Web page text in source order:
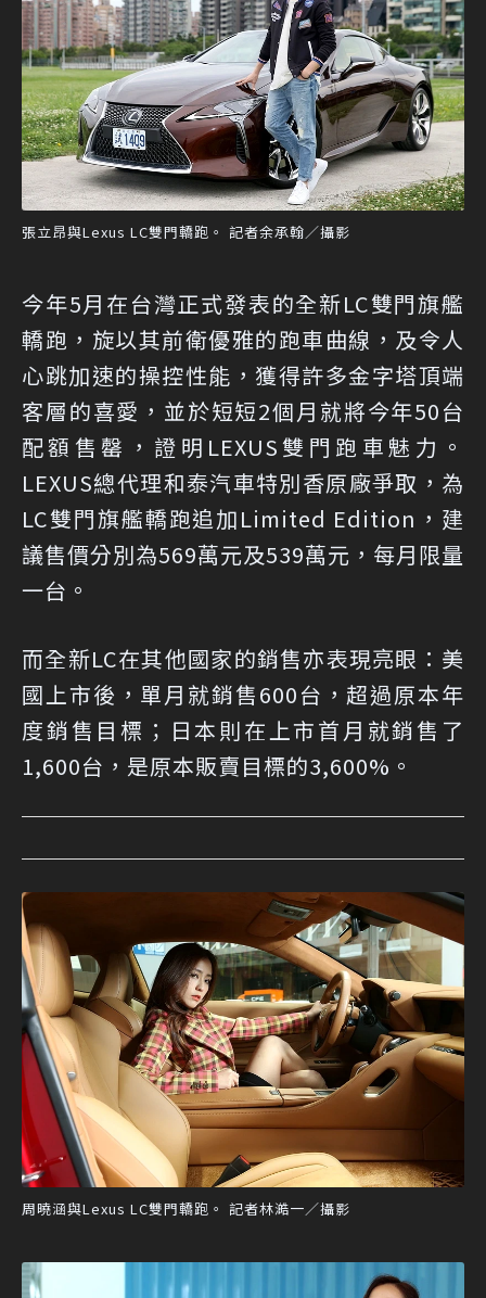
張立昂與Lexus LC雙門轎跑。 記者余承翰／攝影
今年5月在台灣正式發表的全新LC雙門旗艦
轎跑，旋以其前衛優雅的跑車曲線，及令人
心跳加速的操控性能，獲得許多金字塔頂端
客層的喜愛，並於短短2個月就將今年50台
配額售罄，證明LEXUS雙門跑車魅力。
LEXUS總代理和泰汽車特別香原廠爭取，為
LC雙門旗艦轎跑追加Limited Edition，建
議售價分別為569萬元及539萬元，每月限量
一台。
而全新LC在其他國家的銷售亦表現亮眼：美
國上市後，單月就銷售600台，超過原本年
度銷售目標；日本則在上市首月就銷售了
1,600台，是原本販賣目標的3,600%。
周曉涵與Lexus LC雙門轎跑。 記者林澔一／攝影